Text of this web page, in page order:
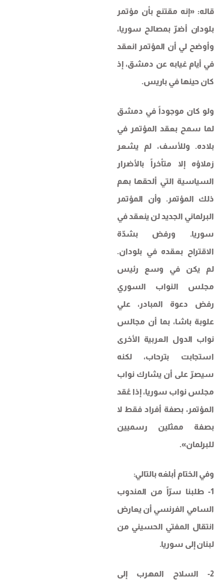
قاله: «إنه مقتنع بأن مؤتمر
بلودان أضرّ بمصالح سوريا،
وأوضح لي أن المؤتمر انعقد
في أيام غيابه عن دمشق، إذ
كان حينها في باريس.
ولو كان موجوداً في دمشق
لما سمح بعقد المؤتمر في
بلاده. وللأسف، لم يشعر
زملاؤه إلا متأخراً بالأضرار
السياسية التي ألحقها بهم
ذلك المؤتمر. وأن المؤتمر
البرلماني الجديد لن ينعقد في
سوريا. ورفض بشدّة
الاقتراح بعقده في بلودان.
لم يكن في وسع رئيس
مجلس النواب السوري
رفض دعوة المبادر، علي
علوبة باشا، بما أن مجالس
نواب الدول العربية الأخرى
استجابت بترحاب، لكنه
سيصرّ على أن يشارك نواب
مجلس نواب سوريا، إذا عُقد
المؤتمر، بصفة أفراد فقط لا
بصفة ممثلين رسميين
للبرلمان».
وفي الختام أبلغه بالتالي:
1- طلبنا سرّاً من المندوب
السامي الفرنسي أن يعارض
انتقال المفتي الحسيني من
لبنان إلى سوريا.
2- السلاح المهرب إلى